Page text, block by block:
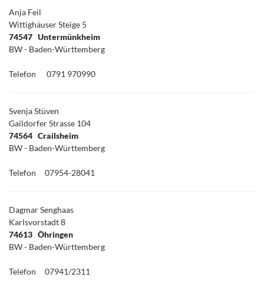
Anja Feil
Wittighäuser Steige 5
74547 Untermünkheim
BW - Baden-Württemberg
Telefon 0791 970990
Svenja Stüven
Gaildorfer Strasse 104
74564 Crailsheim
BW - Baden-Württemberg
Telefon 07954-28041
Dagmar Senghaas
Karlsvorstadt 8
74613 Öhringen
BW - Baden-Württemberg
Telefon 07941/2311